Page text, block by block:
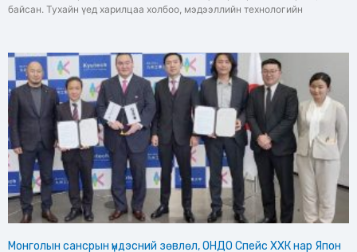
байсан. Тухайн үед харилцаа холбоо, мэдээллийн технологийн
Монголын сансрын үндэсний зөвлөл, ОНДО Спейс ХХК нар Япон